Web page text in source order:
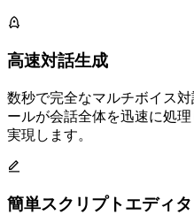
高速対話生成
数秒で完全なマルチボイス
ールが会話全体を迅速に処
実現します。
簡単スクリプトエディタ